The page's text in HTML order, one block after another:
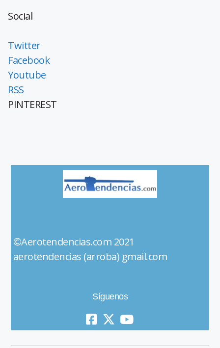
Social
Twitter
Facebook
Youtube
RSS
PINTEREST
©Aerotendencias.com 2021
aerotendencias (arroba) gmail.com
Síguenos